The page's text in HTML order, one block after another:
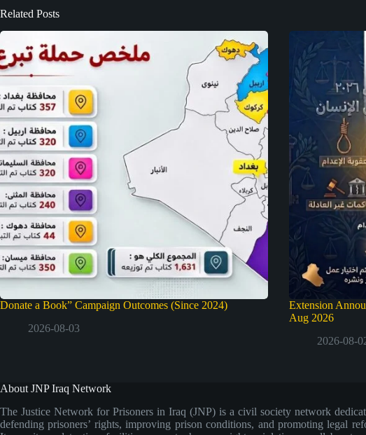
Related Posts
Donate a Book” Campaign Outcomes (Since 2024)
2026-08-03
Extension
Aug 2026
2026-08-
About JNP Iraq Network
The Justice Network for Prisoners in Iraq (JNP) is a civil society network
defending prisoners’ rights, improving prison conditions, and promoting legal